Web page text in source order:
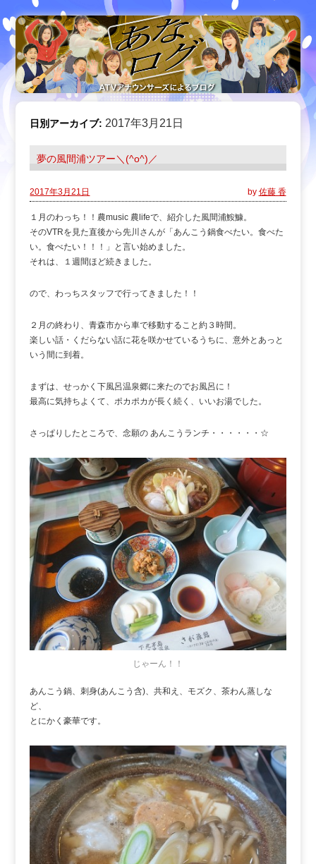
日別アーカイブ:2017年3月21日
夢の風間浦ツアー＼(^o^)／
2017年3月21日 by 佐藤 香
１月のわっち！！農music 農lifeで、紹介した風間浦鮟鱇。
そのVTRを見た直後から先川さんが「あんこう鍋食べたい。食べた
い。食べたい！！！」と言い始めました。
それは、１週間ほど続きました。
ので、わっちスタッフで行ってきました！！
２月の終わり、青森市から車で移動すること約３時間。
楽しい話・くだらない話に花を咲かせているうちに、意外とあっと
いう間に到着。
まずは、せっかく下風呂温泉郷に来たのでお風呂に！
最高に気持ちよくて、ポカポカが長く続く、いいお湯でした。
さっぱりしたところで、念願の あんこうランチ・・・・・・☆
じゃーん！！
あんこう鍋、刺身(あんこう含)、共和え、モズク、茶わん蒸しな
ど、
とにかく豪華です。